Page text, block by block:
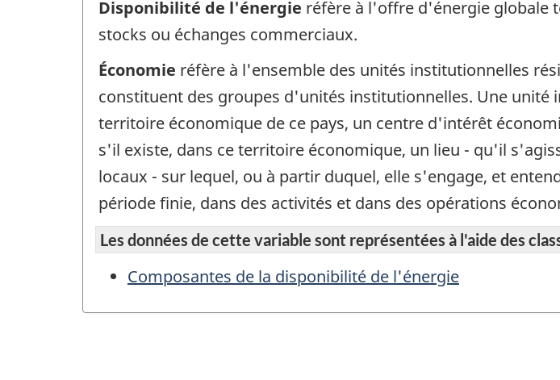
Disponibilité de l'énergie réfère à l'offre d'énergie globale
stocks ou échanges commerciaux.
Économie réfère à l'ensemble des unités institutionnelles
constituent des groupes d'unités institutionnelles. Une
territoire économique de ce pays, un centre d'intérêt
s'il existe, dans ce territoire économique, un lieu - qu'il
locaux - sur lequel, ou à partir duquel, elle s'engage, et
période finie, dans des activités et dans des opérations
Les données de cette variable sont représentées à l'aide des
Composantes de la disponibilité de l'énergie